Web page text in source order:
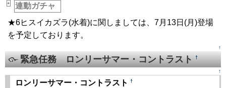
+ 連動ガチャ
★6ヒスイカズラ(水着)に関しましては、7月13日(月)登場
を予定しております。
↑
緊急任務 ロンリーサマー・コントラスト†
↑
ロンリーサマー・コントラスト †